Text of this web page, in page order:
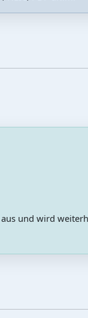
und wird